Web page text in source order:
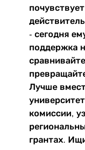
- сегодня
поддержка
Лучше
комиссии,
грантах.